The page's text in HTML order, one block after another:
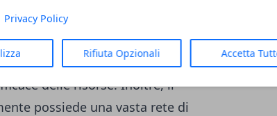
Privacy Policy
Rifiuta Opzionali Accetta
garantendo così un'opera in
di affidarsi a un geometra
la possibilità dirisparmiare
delle risorse. Inoltre, il
possiede una vasta rete di